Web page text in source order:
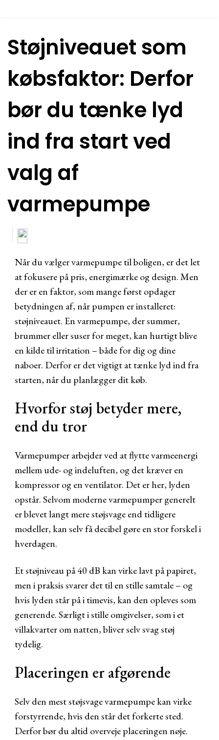
Støjniveauet som
købsfaktor: Derfor
bør du tænke lyd
ind fra start ved
valg af
varmepumpe
Når du vælger varmepumpe til boligen, er det let
at fokusere på pris, energimærke og design. Men
der er en faktor, som mange først opdager
betydningen af, når pumpen er installeret:
støjniveauet. En varmepumpe, der summer,
brummer eller suser for meget, kan hurtigt blive
en kilde til irritation – både for dig og dine
naboer. Derfor er det vigtigt at tænke lyd ind fra
starten, når du planlægger dit køb.
Hvorfor støj betyder mere,
end du tror
Varmepumper arbejder ved at flytte varmeenergi
mellem ude- og indeluften, og det kræver en
kompressor og en ventilator. Det er her, lyden
opstår. Selvom moderne varmepumper generelt
er blevet langt mere støjsvage end tidligere
modeller, kan selv få decibel gøre en stor forskel i
hverdagen.
Et støjniveau på 40 dB kan virke lavt på papiret,
men i praksis svarer det til en stille samtale – og
hvis lyden står på i timevis, kan den opleves som
generende. Særligt i stille omgivelser, som i et
villakvarter om natten, bliver selv svag støj
tydelig.
Placeringen er afgørende
Selv den mest støjsvage varmepumpe kan virke
forstyrrende, hvis den står det forkerte sted.
Derfor bør du altid overveje placeringen nøje.